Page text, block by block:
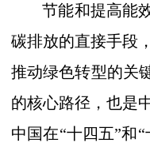
节能和提高能
碳排放的直接手段
推动绿色转型的关
的核心路径，也是
中国在“十四五”和“